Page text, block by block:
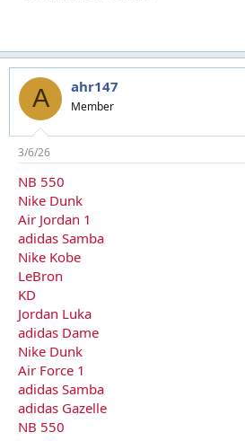
A ahr147
Member
3/6/26
NB 550
Nike Dunk
Air Jordan 1
adidas Samba
Nike Kobe
LeBron
KD
Jordan Luka
adidas Dame
Nike Dunk
Air Force 1
adidas Samba
adidas Gazelle
NB 550